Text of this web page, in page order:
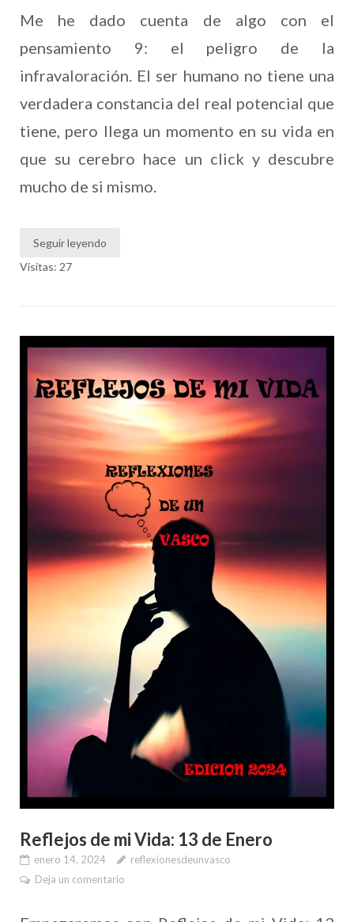
Me he dado cuenta de algo con el
pensamiento 9: el peligro de la
infravaloración. El ser humano no tiene una
verdadera constancia del real potencial que
tiene, pero llega un momento en su vida en
que su cerebro hace un click y descubre
mucho de si mismo.
Seguir leyendo
Visitas: 27
Reflejos de mi Vida: 13 de Enero
enero 14, 2024
reflexionesdeunvasco
Deja un comentario